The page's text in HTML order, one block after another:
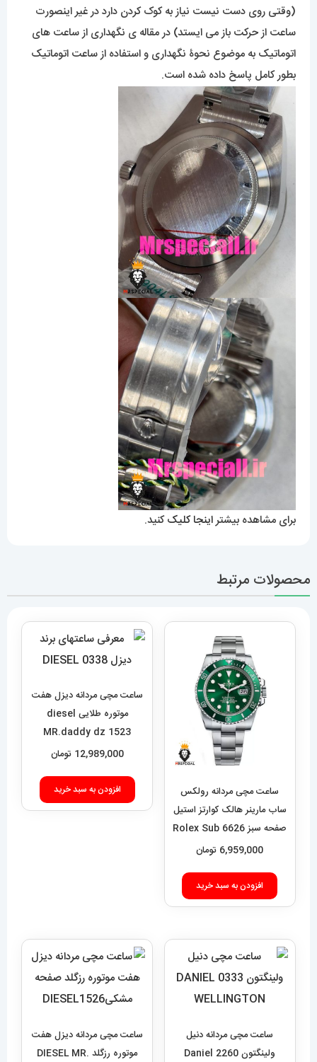
(وقتی روی دست نیست نیاز به کوک کردن دارد در غیر اینصورت
ساعت از حرکت باز می ایستد) در مقاله ی نگهداری از ساعت های
اتوماتیک به موضوع نحوۀ نگهداری و استفاده از ساعت اتوماتیک
بطور کامل پاسخ داده شده است.
برای مشاهده بیشتراینجا کلیککنید.
محصولات مرتبط
ساعت مچی مردانه رولکس
ساب مارینر هالک کوارتز استیل
صفحه سبز 6626 Rolex Sub
mariner hulk
6,959,000 تومان
افزودن به سبد خرید
ساعت مچی مردانه دیزل هفت
موتوره طلایی diesel
MR.daddy dz 1523
12,989,000 تومان
افزودن به سبد خرید
ساعت مچی مردانه دنیل
ولینگتون 2260 Daniel
ساعت مچی مردانه دیزل هفت
موتوره رزگلد DIESEL MR.